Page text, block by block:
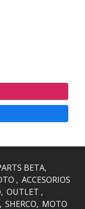
BETA
ACCESORIOS
OUTLET
SHERCO MOTO